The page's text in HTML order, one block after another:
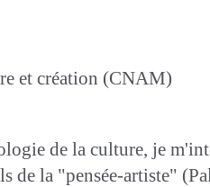
et création (CNAM)
de la culture, je
de la "pensée-artiste"